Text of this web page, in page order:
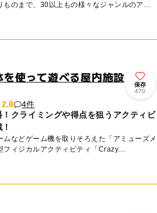
ものまで、30以上もの様々なジャンルのアト
使って遊べる屋内施設
保存
470
2.8
4件
！クライミングや得点を狙うアクティビ
ムなどゲーム機を取りそろえた「アミューズメ
フィジカルアクティビティ「Crazy